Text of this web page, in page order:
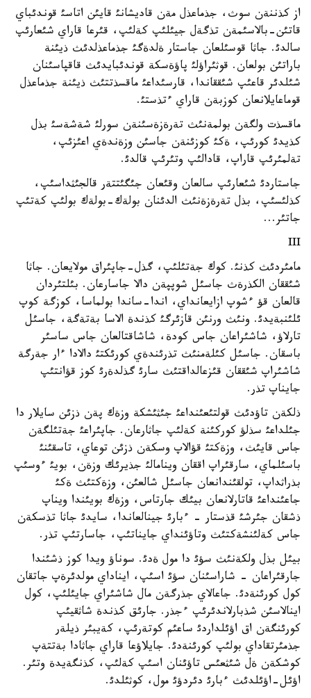
از كذننةن سوث، جذماعذل مةن قاديشانئ قايئن اتاسئ قوندئباي
قاتئن-بالاسئمةن تذگةل جيئلئپ كةلئپ، قئرعا قاراي شئعارئپ
سالدئ. جاثا قوسئلعان جاستار ةلدةگئ جذماعذلدئث ذيئنة
باراتئن بولعان. قوثئراؤلئ پاؤةسكة قوندئبايدئث قاقپاسئنان
شئلدئر قاعئپ شئققاندا، قارسئداعئ ماقسذتتئث ذيئنة جذماعذل
قوماعايلانعان كوزبةن قاراي ءتذستئ.
ماقسذت ولگةن بولمةنئث تةرةزةسئنةن سورلئ شةشةسئ بذل
كذيدئ كورئپ، ةكئ كوزئنةن جاسئن وزةندةي اعئزئپ،
تةلمئرئپ قاراپ، قادالئپ وتئرئپ قالدئ.
جاستاردئ شئعارئپ سالعان وقئعان جئگئتتةر قالجئثداسئپ،
كذلئسئپ، بذل تةرةزةنئث الدئنان بولةك-بولةك بولئپ كةتئپ
جاتئر...
III
مامئردئث كذنئ. كوك جةتئلئپ، گذل-جاپئراق مولايعان. جاثا
شئققان الكذرةث جاسئل شوپپةن دالا جاسارعان. بئلتئردان
قالعان قؤ ءشوپ ازايعانداي، اندا-ساندا بولماسا، كوزگة كوپ
ئلئنبةيدئ. ونئث ورنئن قازئرگئ كذندة الاسا بةتةگة، جاسئل
تارلاؤ، شاشئراعان جاس كودة، شاشاقتالعان جاس ساسئر
باسقان. جاسئل كئلةمنئث تذرئندةي كورئكتئ دالادا ءار جةرگة
شاشئراپ شئققان قئزعالداقتئث سارئ گذلدةرئ كوز قؤانتئپ
جايناپ تذر.
ذلكةن تاؤدئث قولتئعئنداعئ جئثئشكة وزةك پةن ذزئن سايلار دا
جئلداعئ سذلؤ كوركئنة كةلئپ جاثارعان. جاپئراعئ جةتئلگةن
جاس قايئث، وزةكتئ قؤالاپ وسكةن ذزئن توعاي، تاسقئنئ
باسئلماي، سارقئراپ اققان وينامالئ جذيرئك وزةن، بويئ ءوسئپ
بذراثداپ، تولقئندانعان جاسئل شالعئن، وزةكتئث ةكئ
جاعئنداعئ قاتارلانعان بيئك جارتاس، وزةك بويئندا ويناپ
ذشقان جئرشئ قذستار - ءبارئ جينالعاندا، سايدئ جاثا تذسكةن
جاس كةلئنشةكتئث وتاؤئنداي جايناتئپ، جاسارتئپ تذر.
بيئل بذل ولكةنئث سؤئ دا مول ةدئ. سوناؤ ويدا كوز ذشئندا
جارقئراعان - شاراسئنان سؤئ اسئپ، ايناداي مولدئرةپ جاتقان
كول كورئنةدئ. جاعالاي جذرگةن مال شاشئراي جايئلئپ، كول
اينالاسئن شذبارلاندئرئپ ءجذر. جارئق كذندة شاثقيئپ
كورئنگةن اق اؤئلداردئ ساعئم كوتةرئپ، كةيبئر ذيلةر
جذمئرتقاداي بولئپ كورئنةدئ. جايلاؤعا قاراي جاثادا بةتتةپ
كوشكةن ةل شئثعئس تاؤئنان اسئپ كةلئپ، كذنگةيدة وتئر.
اؤئل-اؤئلدئث ءبارئ دئردؤئ مول، كوثئلدئ.